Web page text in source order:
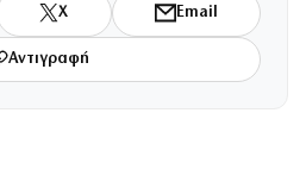
X Email
Αντιγραφή